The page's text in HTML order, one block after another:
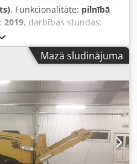
, Funkcionalitāte: pilnībā
2019, darbības stundas:
vidēja izmēra horizontālās
precīzu urbšanu gruntī ar
Tādēļ tā ir ideāli
projektiem
darbu jomā – piemēram,
kabeļu vai apgādes
īpašības - Kompakts
veiktspēja Dīzeļdzinējs ar
piedziņas bloks.
kN – augsta spiediena un
moments: aptuveni 2
Mazā sludinājuma